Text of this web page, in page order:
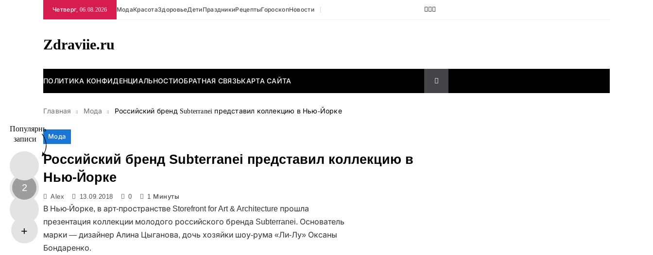
Четверг, 06.08.2026 МодаКрасотаЗдоровьеДетиПраздникиРецептыГороскопНовости
Zdraviie.ru
ПОЛИТИКА КОНФИДЕНЦИАЛЬНОСТИОБРАТНАЯ СВЯЗЬКАРТА САЙТА
Главная Мода Российский бренд Subterranei представил коллекцию в Нью-Йорке
Популярные
записи
2
Мода
Российский бренд Subterranei представил коллекцию в
Нью-Йорке
Alex 13.09.2018 0 1 Минуты
В Нью-Йорке, в арт-пространстве Storefront for Art & Architecture прошла
презентация коллекции молодого российского бренда Subterranei. Основатель
марки — дизайнер Алина Цыганова, дочь хозяйки шоу-рума «Ли-Лу» Оксаны
Бондаренко.